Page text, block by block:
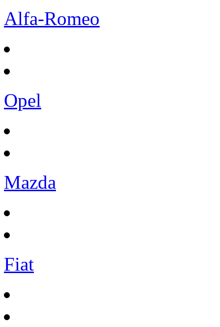
Alfa-Romeo
Opel
Mazda
Fiat